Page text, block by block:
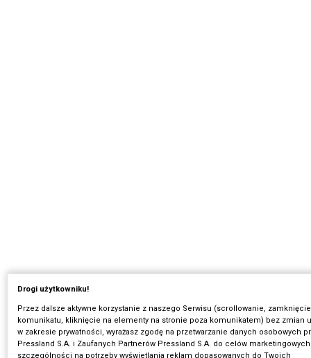
Drogi użytkowniku!
Przez dalsze aktywne korzystanie z naszego Serwisu (scrollowanie, zamknięcie
komunikatu, kliknięcie na elementy na stronie poza komunikatem) bez zmian
w zakresie prywatności, wyrażasz zgodę na przetwarzanie danych osobowych
Pressland S.A. i Zaufanych Partnerów Pressland S.A. do celów marketingowych
szczególności na potrzeby wyświetlania reklam dopasowanych do Twoich